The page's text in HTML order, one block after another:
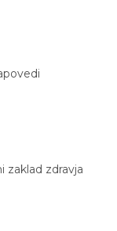
zaklad zdravja